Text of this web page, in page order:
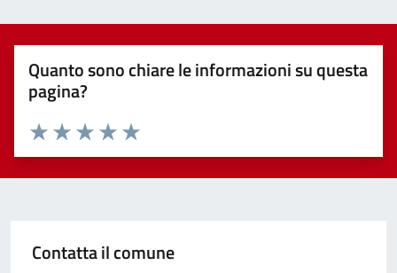
Quanto sono chiare le informazioni su questa
pagina?
Valuta 5 stelle su 5
Valuta 4 stelle su 5
Valuta 3 stelle su 5
Valuta 2 stelle su 5
Valuta 1 stelle su 5
Contatta il comune